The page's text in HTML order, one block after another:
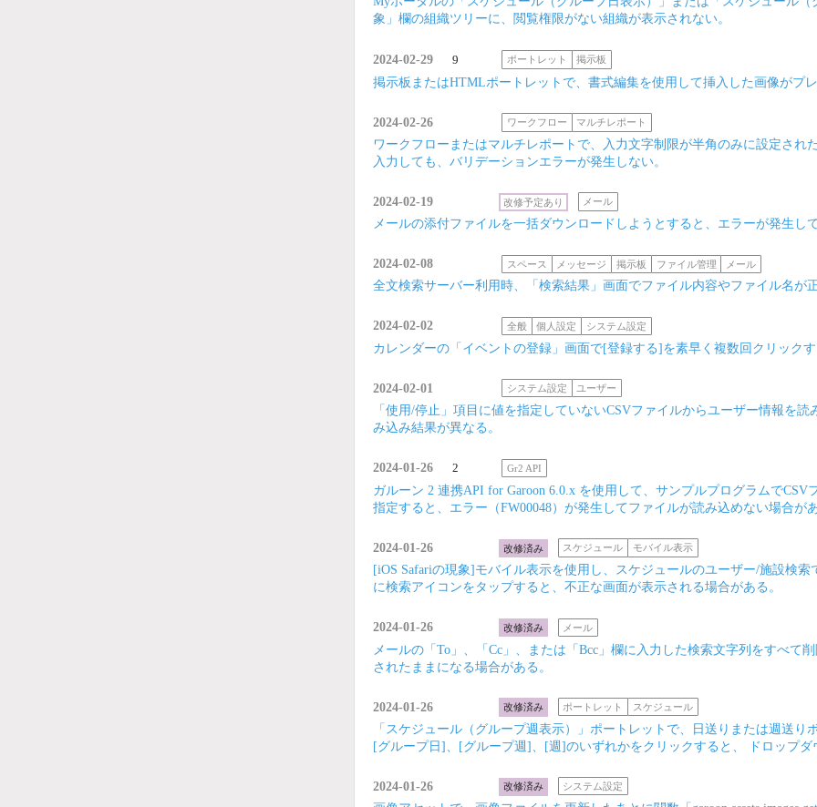
象」欄の組織ツリーに、閲覧権限がない組織が表示されない。
2024-02-29 9 ポートレット 掲示板
掲示板またはHTMLポートレットで、書式編集を使用して挿入した画像がプ
2024-02-26 ワークフロー マルチレポート
ワークフローまたはマルチレポートで、入力文字制限が半角のみに設定され
入力しても、バリデーションエラーが発生しない。
2024-02-19 改修予定あり メール
メールの添付ファイルを一括ダウンロードしようとすると、エラーが発生し
2024-02-08 スペース メッセージ 掲示板 ファイル管理 メール
全文検索サーバー利用時、「検索結果」画面でファイル内容やファイル名が
2024-02-02 全般 個人設定 システム設定
カレンダーの「イベントの登録」画面で[登録する]を素早く複数回クリック
2024-02-01 システム設定 ユーザー
「使用/停止」項目に値を指定していないCSVファイルからユーザー情報を
み込み結果が異なる。
2024-01-26 2 Gr2 API
ガルーン 2 連携API for Garoon 6.0.x を使用して、サンプルプログラムで
指定すると、エラー（FW00048）が発生してファイルが読み込めない場合があ
2024-01-26 改修済み スケジュール モバイル表示
[iOS Safariの現象]モバイル表示を使用し、スケジュールのユーザー/施設検
に検索アイコンをタップすると、不正な画面が表示される場合がある。
2024-01-26 改修済み メール
メールの「To」、「Cc」、または「Bcc」欄に入力した検索文字列をすべて
されたままになる場合がある。
2024-01-26 改修済み ポートレット スケジュール
「スケジュール（グループ週表示）」ポートレットで、日送りまたは週送
[グループ日]、[グループ週]、[週]のいずれかをクリックすると、 ドロップダ
2024-01-26 改修済み システム設定